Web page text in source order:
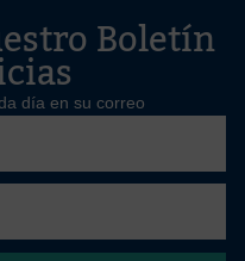
Boletín
día en su correo